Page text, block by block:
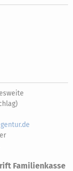
Familienkasse